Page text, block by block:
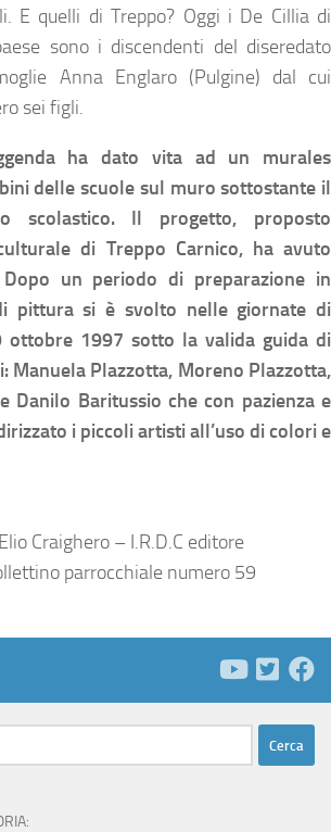
E quelli di Treppo? Oggi i De Cillia di
sono i discendenti del diseredato
Anna Englaro (Pulgine) dal cui
sei figli.
ha dato vita ad un murales
delle scuole sul muro sottostante il
scolastico. Il progetto, proposto
di Treppo Carnico, ha avuto
Dopo un periodo di preparazione in
pittura si è svolto nelle giornate di
ottobre 1997 sotto la valida guida di
Manuela Plazzotta, Moreno Plazzotta,
Danilo Baritussio che con pazienza e
i piccoli artisti all’uso di colori e
Craighero – I.R.D.C editore
parrocchiale numero 59